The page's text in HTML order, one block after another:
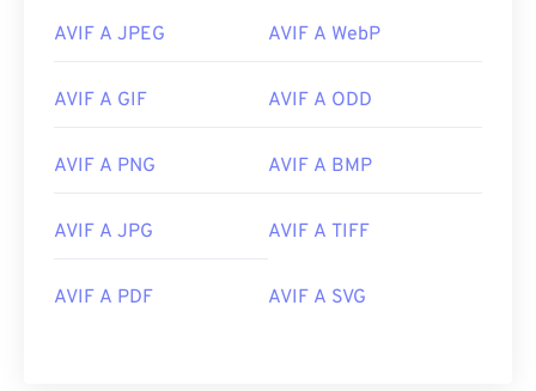
AVIF A JPEG AVIF A WebP
AVIF A GIF AVIF A ODD
AVIF A PNG AVIF A BMP
AVIF A JPG AVIF A TIFF
AVIF A PDF AVIF A SVG